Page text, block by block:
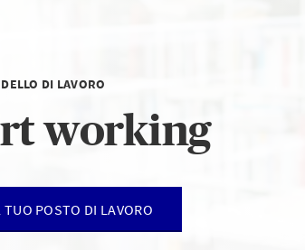
DI LAVORO
working
TUO POSTO DI LAVORO